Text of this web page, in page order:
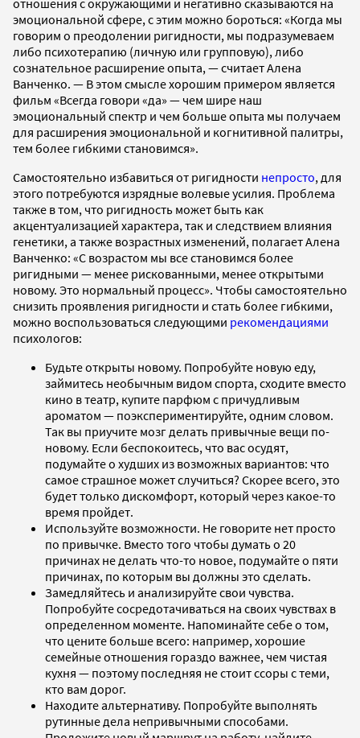
отношения с окружающими и негативно сказываются на
эмоциональной сфере, с этим можно бороться: «Когда мы
говорим о преодолении ригидности, мы подразумеваем
либо психотерапию (личную или групповую), либо
сознательное расширение опыта, — считает Алена
Ванченко. — В этом смысле хорошим примером является
фильм «Всегда говори «да» — чем шире наш
эмоциональный спектр и чем больше опыта мы получаем
для расширения эмоциональной и когнитивной палитры,
тем более гибкими становимся».
Самостоятельно избавиться от ригидности непросто, для
этого потребуются изрядные волевые усилия. Проблема
также в том, что ригидность может быть как
акцентуализацией характера, так и следствием влияния
генетики, а также возрастных изменений, полагает Алена
Ванченко: «С возрастом мы все становимся более
ригидными — менее рискованными, менее открытыми
новому. Это нормальный процесс». Чтобы самостоятельно
снизить проявления ригидности и стать более гибкими,
можно воспользоваться следующими рекомендациями
психологов:
Будьте открыты новому. Попробуйте новую еду,
займитесь необычным видом спорта, сходите вместо
кино в театр, купите парфюм с причудливым
ароматом — поэкспериментируйте, одним словом.
Так вы приучите мозг делать привычные вещи по-
новому. Если беспокоитесь, что вас осудят,
подумайте о худших из возможных вариантов: что
самое страшное может случиться? Скорее всего, это
будет только дискомфорт, который через какое-то
время пройдет.
Используйте возможности. Не говорите нет просто
по привычке. Вместо того чтобы думать о 20
причинах не делать что-то новое, подумайте о пяти
причинах, по которым вы должны это сделать.
Замедляйтесь и анализируйте свои чувства.
Попробуйте сосредотачиваться на своих чувствах в
определенном моменте. Напоминайте себе о том,
что цените больше всего: например, хорошие
семейные отношения гораздо важнее, чем чистая
кухня — поэтому последняя не стоит ссоры с теми,
кто вам дорог.
Находите альтернативу. Попробуйте выполнять
рутинные дела непривычными способами.